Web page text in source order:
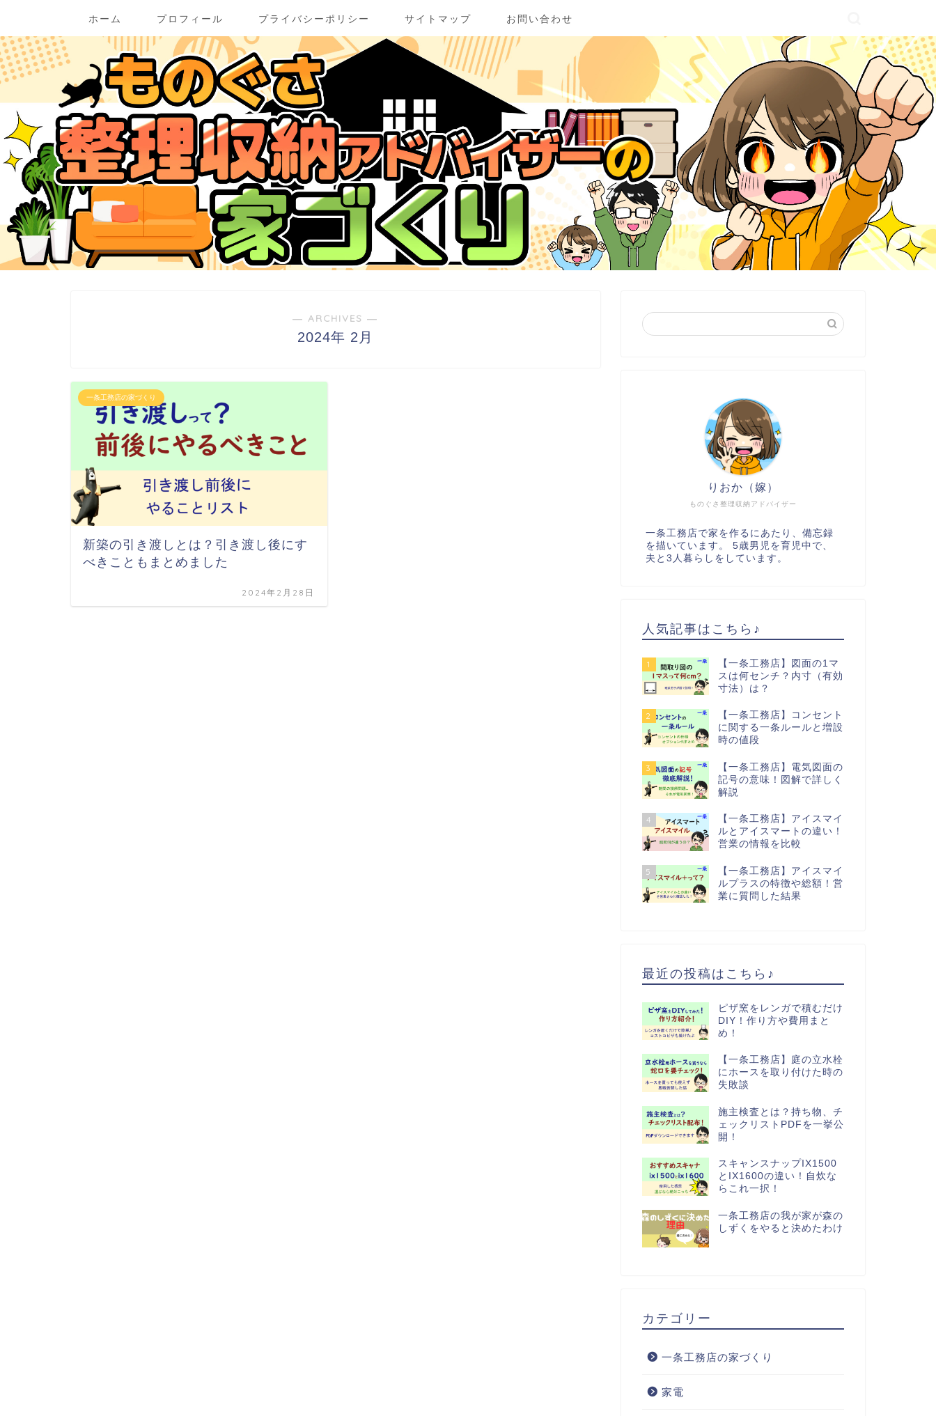
ホーム プロフィール プライバシーポリシー サイトマップ お問い合わせ
― ARCHIVES ―
2024年 2月
一条工務店の家づくり
新築の引き渡しとは？引き渡し後にす
べきこともまとめました
2024年2月28日
ものぐさ整理収納アドバイザー
りおか（嫁）
一条工務店で家を作るにあたり、備忘録
を描いています。 5歳男児を育児中で、
夫と3人暮らしをしています。
人気記事はこちら♪
1
【一条工務店】図面の1マ
スは何センチ？内寸（有効
寸法）は？
2
【一条工務店】コンセント
に関する一条ルールと増設
時の値段
3
【一条工務店】電気図面の
記号の意味！図解で詳しく
解説
4
【一条工務店】アイスマイ
ルとアイスマートの違い！
営業の情報を比較
5
【一条工務店】アイスマイ
ルプラスの特徴や総額！営
業に質問した結果
最近の投稿はこちら♪
ピザ窯をレンガで積むだけ
DIY！作り方や費用まと
め！
【一条工務店】庭の立水栓
にホースを取り付けた時の
失敗談
施主検査とは？持ち物、チ
ェックリストPDFを一挙公
開！
スキャンスナップIX1500
とIX1600の違い！自炊な
らこれ一択！
一条工務店の我が家が森の
しずくをやると決めたわけ
カテゴリー
一条工務店の家づくり
家電